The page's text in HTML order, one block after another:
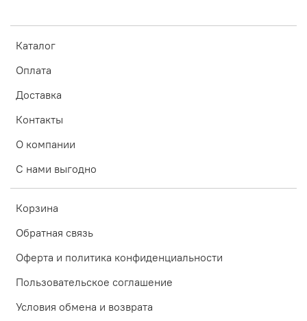
Каталог
Оплата
Доставка
Контакты
О компании
С нами выгодно
Корзина
Обратная связь
Оферта и политика конфиденциальности
Пользовательское соглашение
Условия обмена и возврата